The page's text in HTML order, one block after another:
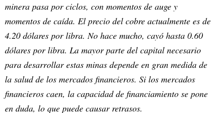
minera pasa por ciclos, con momentos de auge y
momentos de caída. El precio del cobre actualmente es de
4.20 dólares por libra. No hace mucho, cayó hasta 0.60
dólares por libra. La mayor parte del capital necesario
para desarrollar estas minas depende en gran medida de
la salud de los mercados financieros. Si los mercados
financieros caen, la capacidad de financiamiento se pone
en duda, lo que puede causar retrasos.